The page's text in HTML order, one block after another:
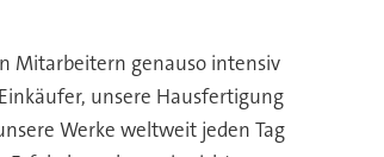
Mitarbeitern genauso intensiv
unsere Hausfertigung
Werke weltweit jeden Tag